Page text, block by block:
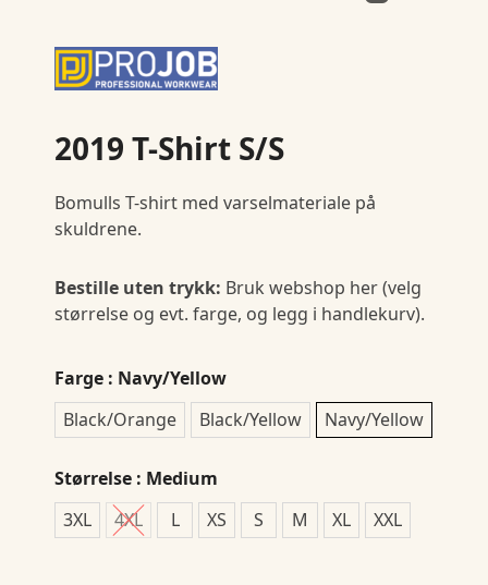
2019 T-Shirt S/S
Bomulls T-shirt med varselmateriale på
skuldrene.
Bestille uten trykk: Bruk webshop her (velg
størrelse og evt. farge, og legg i handlekurv).
Farge : Navy/Yellow
Black/Orange
Black/Yellow Navy/Yellow
Størrelse : Medium
3XL
4XL L XS S M XL XXL